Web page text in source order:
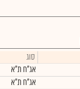
סוג
אג"ח ת"א
אג"ח ת"א